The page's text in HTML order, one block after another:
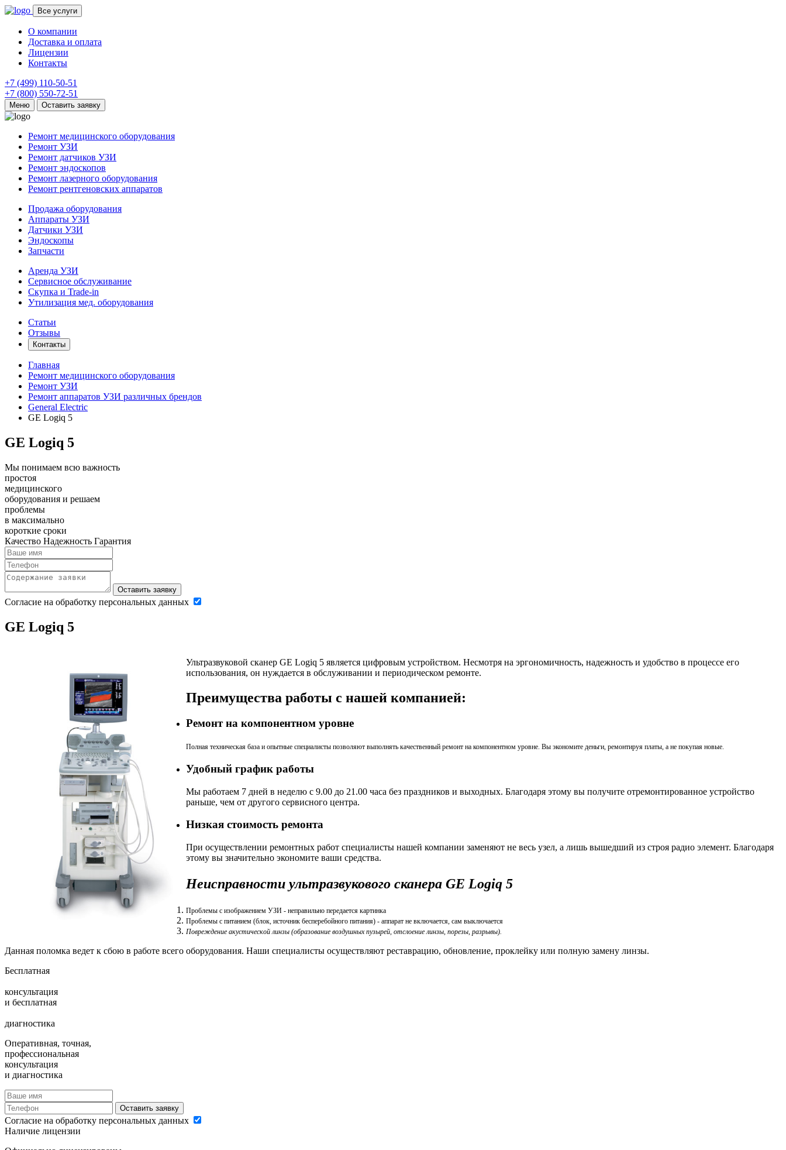
Все услуги
О компании
Доставка и оплата
Лицензии
Контакты
+7 (499) 110-50-51
+7 (800) 550-72-51
Меню Оставить заявку
Ремонт медицинского оборудования
Ремонт УЗИ
Ремонт датчиков УЗИ
Ремонт эндоскопов
Ремонт лазерного оборудования
Ремонт рентгеновских аппаратов
Продажа оборудования
Аппараты УЗИ
Датчики УЗИ
Эндоскопы
Запчасти
Аренда УЗИ
Сервисное обслуживание
Скупка и Trade-in
Утилизация мед. оборудования
Статьи
Отзывы
Контакты
Главная
Ремонт медицинского оборудования
Ремонт УЗИ
Ремонт аппаратов УЗИ различных брендов
General Electric
GE Logiq 5
GE Logiq 5
Мы понимаем всю важность
простоя
медицинского
оборудования и решаем
проблемы
в максимально
короткие сроки
Качество Надежность Гарантия
Оставить заявку
Согласие на обработку персональных данных
GE Logiq 5
Ультразвуковой сканер GE Logiq 5 является цифровым устройством. Несмотря на эргономичность, надежность и удобство в процессе его
использования, он нуждается в обслуживании и периодическом ремонте.
Преимущества работы с нашей компанией:
Ремонт на компонентном уровне
Полная техническая база и опытные специалисты позволяют выполнять качественный ремонт на компонентном уровне. Вы экономите деньги, ремонтируя платы, а не покупая новые.
Удобный график работы
Мы работаем 7 дней в неделю с 9.00 до 21.00 часа без праздников и выходных. Благодаря этому вы получите отремонтированное устройство
раньше, чем от другого сервисного центра.
Низкая стоимость ремонта
При осуществлении ремонтных работ специалисты нашей компании заменяют не весь узел, а лишь вышедший из строя радио элемент. Благодаря
этому вы значительно экономите ваши средства.
Неисправности ультразвукового сканера GE Logiq 5
Проблемы с изображением УЗИ - неправильно передается картинка
Проблемы с питанием (блок, источник бесперебойного питания) - аппарат не включается, сам выключается
Повреждение акустической линзы (образование воздушных пузырей, отслоение линзы, порезы, разрывы).
Данная поломка ведет к сбою в работе всего оборудования. Наши специалисты осуществляют реставрацию, обновление, проклейку или полную замену линзы.
Бесплатная
консультация
и бесплатная
диагностика
Оперативная, точная,
профессиональная
консультация
и диагностика
Оставить заявку
Согласие на обработку персональных данных
Наличие лицензии